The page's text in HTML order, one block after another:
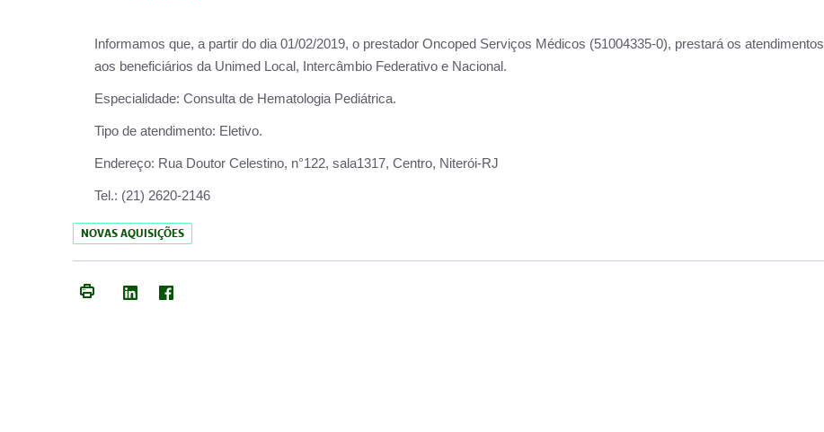
Informamos que, a partir do dia 01/02/2019, o prestador Oncoped Serviços Médicos (51004335-0), prestará os atendimentos
aos beneficiários da Unimed Local, Intercâmbio Federativo e Nacional.
Especialidade: Consulta de Hematologia Pediátrica.
Tipo de atendimento: Eletivo.
Endereço: Rua Doutor Celestino, n°122, sala1317, Centro, Niterói-RJ
Tel.: (21) 2620-2146
NOVAS AQUISIÇÕES